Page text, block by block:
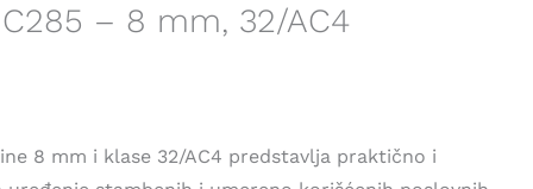
– 8 mm, 32/AC4
рсд.
8 mm i klase 32/AC4 predstavlja praktično i